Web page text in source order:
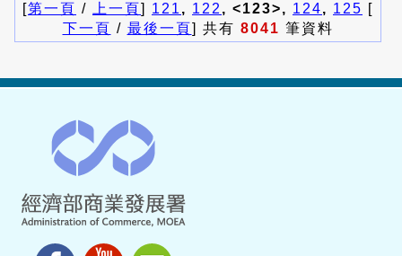
[第一頁 / 上一頁] 121 , 122 , <123>, 124, 125 [
下一頁 / 最後一頁] 共有 8041 筆資料